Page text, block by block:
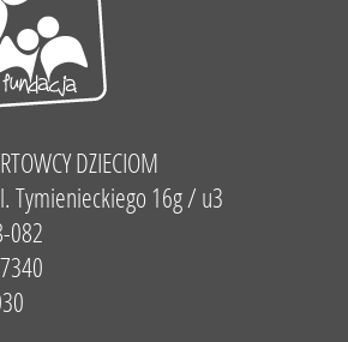
DZIECIOM
Tymienieckiego 16g / u3
082